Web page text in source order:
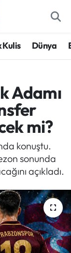
Kulis Dünya
Adamı
mi?
konuştu.
sonunda
açıkladı.